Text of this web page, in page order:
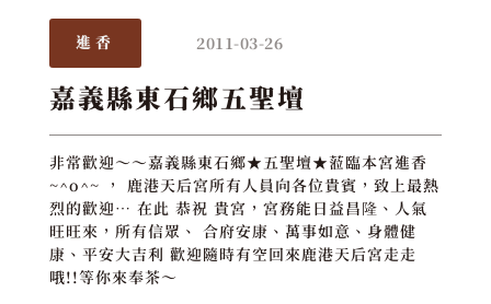
進香 2011-03-26
嘉義縣東石鄉五聖壇
非常歡迎～～嘉義縣東石鄉★五聖壇★蒞臨本宮進香
~^o^~ ， 鹿港天后宮所有人員向各位貴賓，致上最熱
烈的歡迎… 在此 恭祝 貴宮，宮務能日益昌隆、人氣
旺旺來，所有信眾、 合府安康、萬事如意、身體健
康、平安大吉利 歡迎隨時有空回來鹿港天后宮走走
哦!!等你來奉茶～